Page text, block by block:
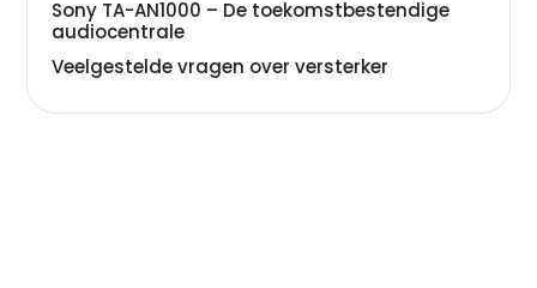
Sony TA-AN1000 – De toekomstbestendige
audiocentrale
Veelgestelde vragen over versterker